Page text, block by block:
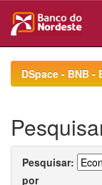
navigationDSpace - BNB
Pesquisar:
por